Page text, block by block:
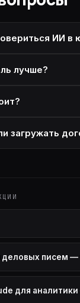
ИИ в
лучше?
загружать
писем —
для